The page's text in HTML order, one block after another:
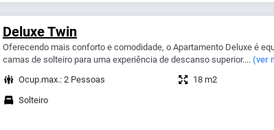
Deluxe Twin
Oferecendo mais conforto e comodidade, o Apartamento Deluxe é
camas de solteiro para uma experiência de descanso superior.... (ver
Ocup.max.: 2 Pessoas
18 m2
Solteiro